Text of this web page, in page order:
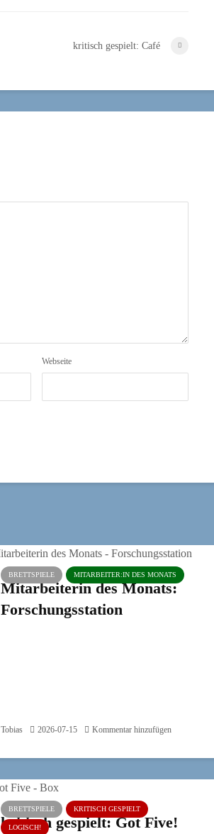
kritisch gespielt: Café
Webseite
BRETTSPIELE MITARBEITER:IN DES MONATS
Mitarbeiterin des Monats:
Forschungsstation
Tobias 2026-07-15 Kommentar hinzufügen
BRETTSPIELE KRITISCH GESPIELT
LOGISCH!
kritisch gespielt: Got Five!